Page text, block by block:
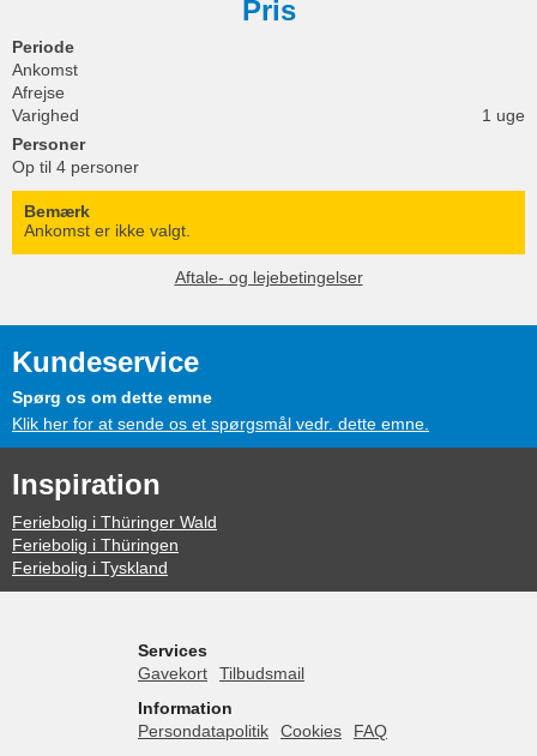
Pris
Periode
Ankomst
Afrejse
Varighed
1 uge
Personer
Op til 4 personer
Bemærk
Ankomst er ikke valgt.
Aftale- og lejebetingelser
Kundeservice
Spørg os om dette emne
Klik her for at sende os et spørgsmål vedr. dette emne.
Inspiration
Feriebolig i Thüringer Wald
Feriebolig i Thüringen
Feriebolig i Tyskland
Services
Gavekort
Tilbudsmail
Information
Persondatapolitik
Cookies
FAQ